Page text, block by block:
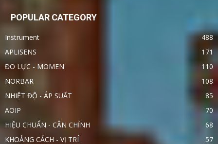
POPULAR CATEGORY
Instrument
488
APLISENS
171
ĐO LỰC - MOMEN
110
NORBAR
108
NHIỆT ĐỘ - ÁP SUẤT
85
AOIP
70
HIỆU CHUẨN - CÂN CHỈNH
68
KHOẢNG CÁCH - VỊ TRÍ
57